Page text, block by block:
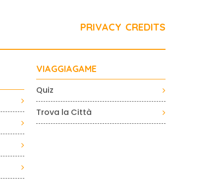
PRIVACY CREDITS
VIAGGIAGAME
Quiz
Trova la Città